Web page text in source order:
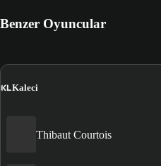
Benzer Oyuncular
KLKaleci
Thibaut Courtois